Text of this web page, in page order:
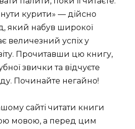
курити» — дійсно
який набув широкої
величезний успіх у
Прочитавши цю книгу,
звички та відчуєте
Починайте негайно!
сайті читати книги
мовою, а перед цим